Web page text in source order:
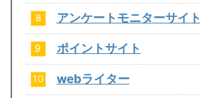
アンケートモニターサイト
ポイントサイト
webライター